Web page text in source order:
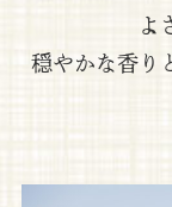
よ
穏やかな香り